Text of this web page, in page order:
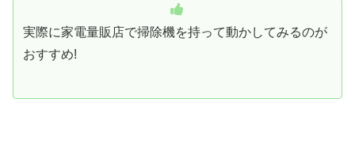
実際に家電量販店で掃除機を持って動かしてみるのが
おすすめ!